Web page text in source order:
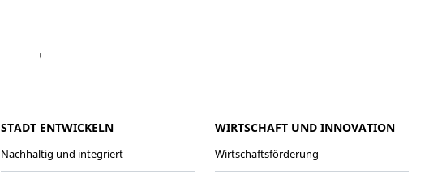
LinkedIn
STADT ENTWICKELN
Nachhaltig und integriert
WIRTSCHAFT UND INNOVATION
Wirtschaftsförderung